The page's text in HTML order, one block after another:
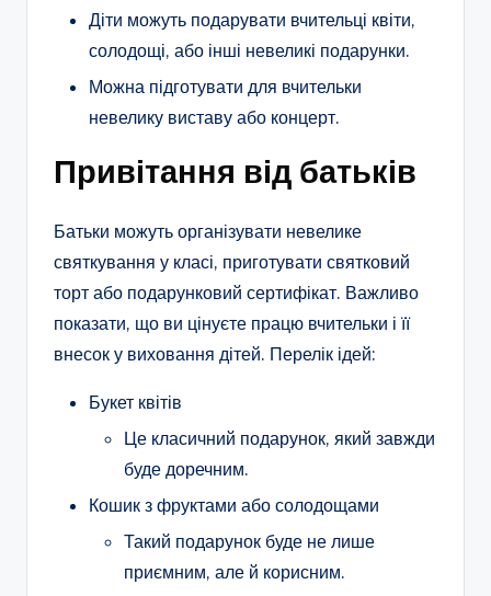
Діти можуть подарувати вчительці квіти,
солодощі, або інші невеликі подарунки.
Можна підготувати для вчительки
невелику виставу або концерт.
Привітання від батьків
Батьки можуть організувати невелике
святкування у класі, приготувати святковий
торт або подарунковий сертифікат. Важливо
показати, що ви цінуєте працю вчительки і її
внесок у виховання дітей. Перелік ідей:
Букет квітів
Це класичний подарунок, який завжди
буде доречним.
Кошик з фруктами або солодощами
Такий подарунок буде не лише
приємним, але й корисним.